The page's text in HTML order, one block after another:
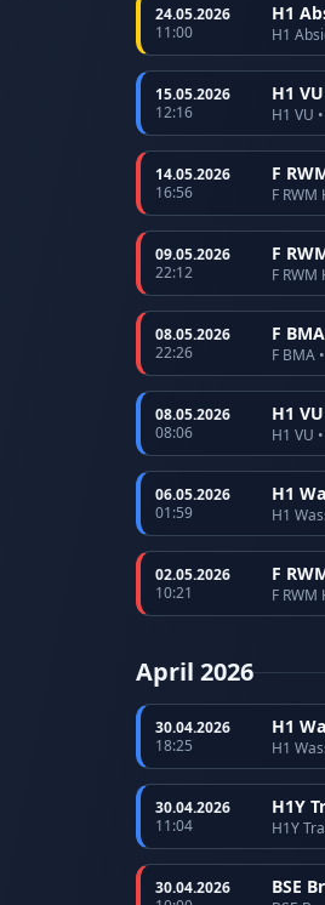
24.05.2026
11:00
H1
H1
15.05.2026
12:16
H1
H1 VU
14.05.2026
16:56
F
F
09.05.2026
22:12
F
F
08.05.2026
22:26
F
F BMA
08.05.2026
08:06
H1
H1 VU
06.05.2026
01:59
H1
H1
02.05.2026
10:21
F
F
April 2026
30.04.2026
18:25
H1
H1
30.04.2026
11:04
H1Y
H1Y
30.04.2026
BSE